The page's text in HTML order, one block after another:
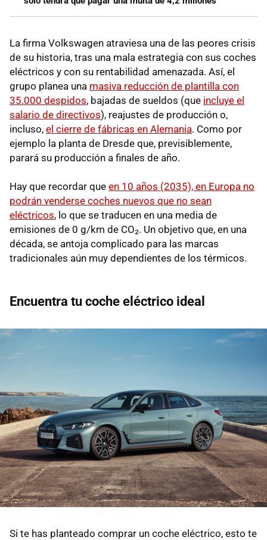
La firma Volkswagen atraviesa una de las peores crisis
de su historia, tras una mala estrategia con sus coches
eléctricos y con su rentabilidad amenazada. Así, el
grupo planea una masiva reducción de plantilla con
35.000 despidos, bajadas de sueldos (que incluye el
salario de directivos), reajustes de producción o,
incluso, el cierre de fábricas en Alemania. Como por
ejemplo la planta de Dresde que, previsiblemente,
parará su producción a finales de año.
Hay que recordar que en 10 años (2035), en Europa no
podrán venderse coches nuevos que no sean
eléctricos, lo que se traducen en una media de
emisiones de 0 g/km de CO₂. Un objetivo que, en una
década, se antoja complicado para las marcas
tradicionales aún muy dependientes de los térmicos.
Encuentra tu coche eléctrico ideal
Si te has planteado comprar un coche eléctrico, esto te